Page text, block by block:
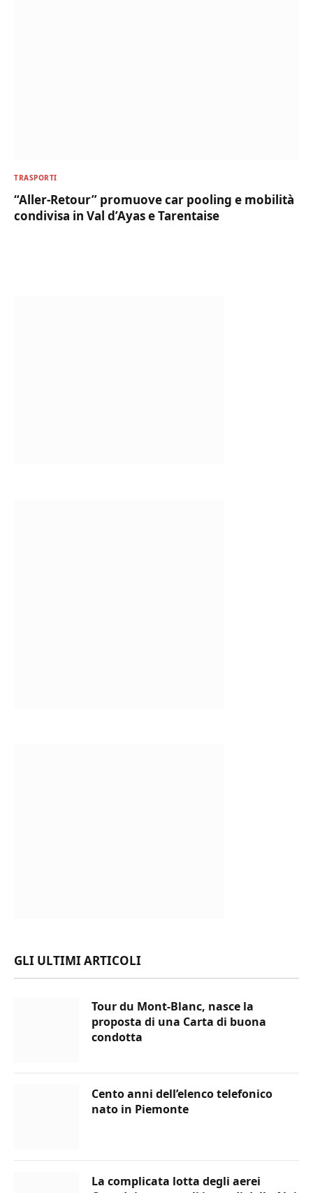
TRASPORTI
“Aller-Retour” promuove car pooling e mobilità
condivisa in Val d’Ayas e Tarentaise
GLI ULTIMI ARTICOLI
Tour du Mont-Blanc, nasce la
proposta di una Carta di buona
condotta
Cento anni dell’elenco telefonico
nato in Piemonte
La complicata lotta degli aerei